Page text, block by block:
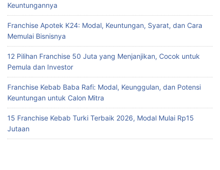
Keuntungannya
Franchise Apotek K24: Modal, Keuntungan, Syarat, dan Cara
Memulai Bisnisnya
12 Pilihan Franchise 50 Juta yang Menjanjikan, Cocok untuk
Pemula dan Investor
Franchise Kebab Baba Rafi: Modal, Keunggulan, dan Potensi
Keuntungan untuk Calon Mitra
15 Franchise Kebab Turki Terbaik 2026, Modal Mulai Rp15
Jutaan